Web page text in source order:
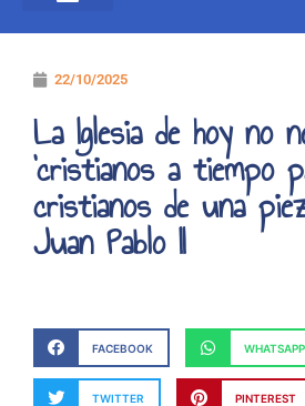
22/10/2025
La Iglesia de hoy no
‘cristianos a tiempo
cristianos de una
Juan Pablo II
FACEBOOK WHATSAPP
TWITTER PINTEREST